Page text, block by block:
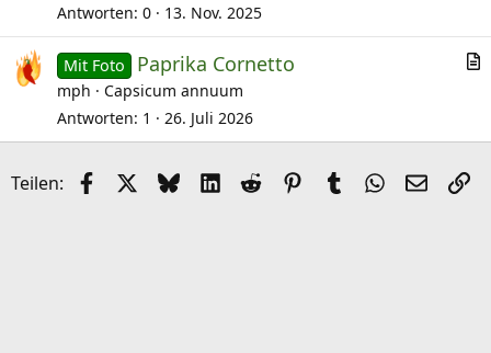
i
Antworten 0 13. Nov. 2025
i
Mit Foto Paprika Cornetto
mph
Capsicum annuum
Antworten 1 26. Juli 2026
Teilen: FacebookX (Twitter)
BlueskyLinkedIn
Reddit Pinterest
Tumblr WhatsApp
E-Mail